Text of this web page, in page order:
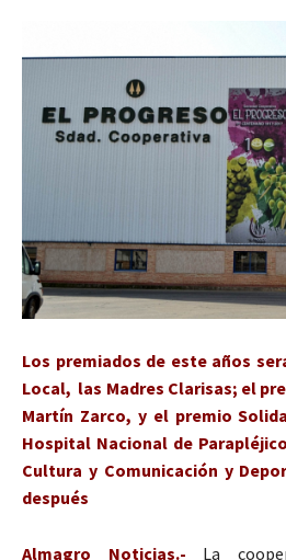
Los premiados de este años
Local, las Madres Clarisas; el
Martín Zarco, y el premio
Hospital Nacional de
Cultura y Comunicación y
después
Almagro Noticias.- La